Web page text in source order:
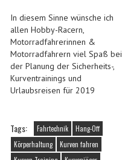
In diesem Sinne wünsche ich
allen Hobby-Racern,
Motorradfahrerinnen &
Motorradfahrern viel Spaß bei
der Planung der Sicherheits-,
Kurventrainings und
Urlaubsreisen für 2019
Tags: Fahrtechnik
Hang-Off
Körperhaltung
Kurven fahren